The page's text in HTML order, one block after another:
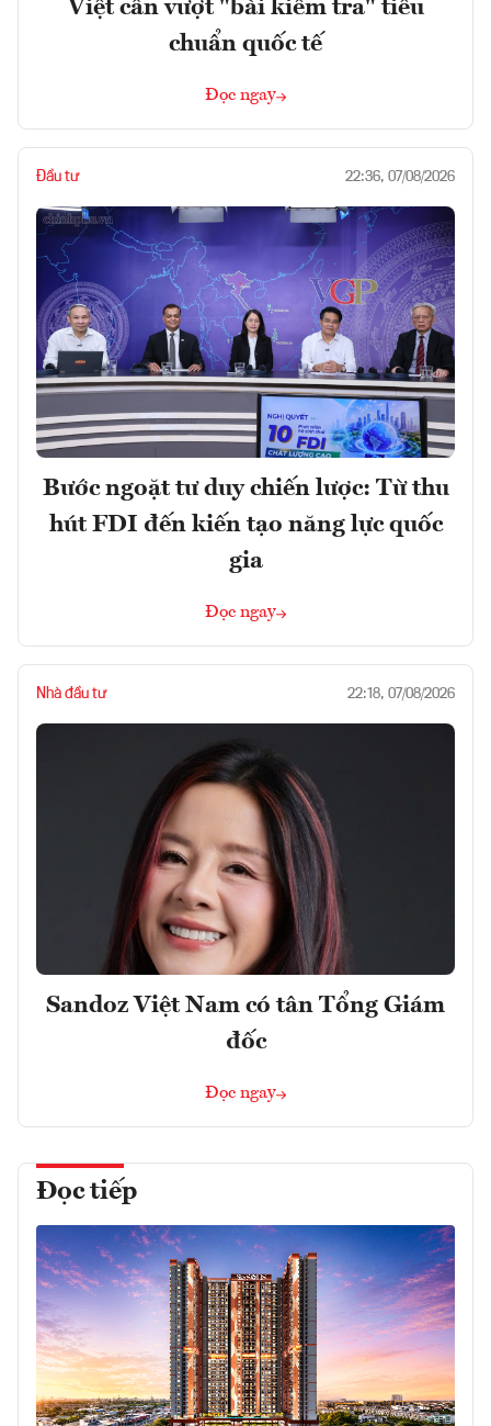
Việt cần vượt "bài kiểm tra" tiêu
chuẩn quốc tế
Đọc ngay
Đầu tư 22:36, 07/08/2026
Bước ngoặt tư duy chiến lược: Từ thu
hút FDI đến kiến tạo năng lực quốc
gia
Đọc ngay
Nhà đầu tư 22:18, 07/08/2026
Sandoz Việt Nam có tân Tổng Giám
đốc
Đọc ngay
Đọc tiếp